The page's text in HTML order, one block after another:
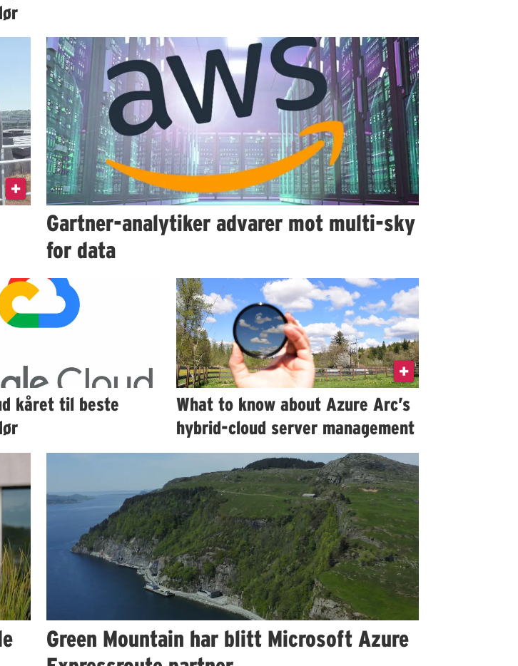
Gartner-analytiker advarer mot multi-sky
for data
kåret til beste
What to know about Azure Arc’s
hybrid-cloud server management
Green Mountain har blitt Microsoft Azure